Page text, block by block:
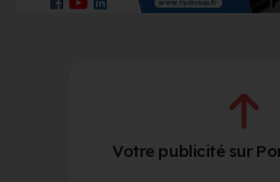
Votre publicité sur